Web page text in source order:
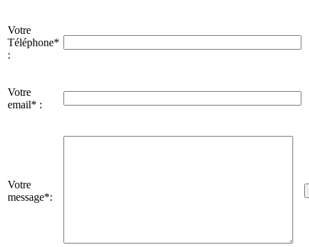
Votre
Téléphone*
:
Votre
email* :
Votre
message*: